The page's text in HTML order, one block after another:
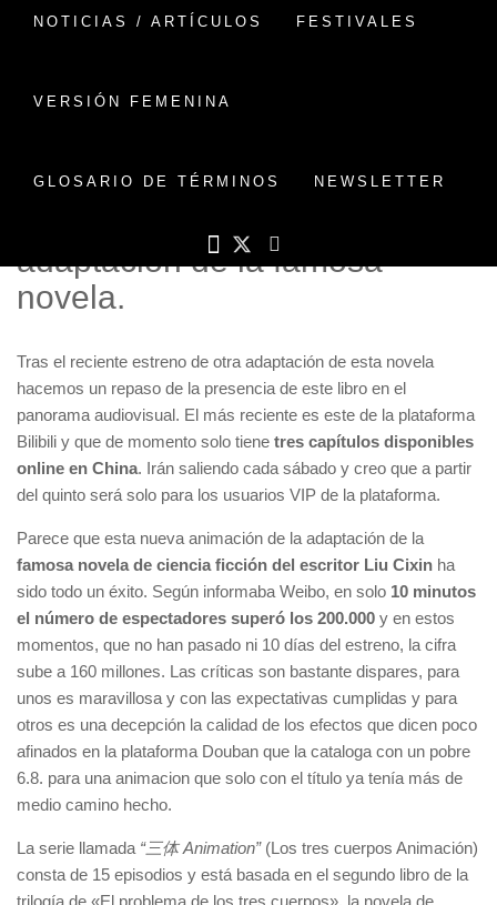
NOTICIAS / ARTÍCULOS FESTIVALES
VERSIÓN FEMENINA
GLOSARIO DE TÉRMINOS NEWSLETTER
El pasado 10 de diciembre se
Bilibili la serie «Los Tres
adaptación de la famosa
novela.
Tras el reciente estreno de otra adaptación de esta novela
hacemos un repaso de la presencia de este libro en el
panorama audiovisual. El más reciente es este de la plataforma
Bilibili y que de momento solo tiene tres capítulos disponibles
online en China. Irán saliendo cada sábado y creo que a partir
del quinto será solo para los usuarios VIP de la plataforma.
Parece que esta nueva animación de la adaptación de la
famosa novela de ciencia ficción del escritor Liu Cixin ha
sido todo un éxito. Según informaba Weibo, en solo 10 minutos
el número de espectadores superó los 200.000 y en estos
momentos, que no han pasado ni 10 días del estreno, la cifra
sube a 160 millones. Las críticas son bastante dispares, para
unos es maravillosa y con las expectativas cumplidas y para
otros es una decepción la calidad de los efectos que dicen poco
afinados en la plataforma Douban que la cataloga con un pobre
6.8. para una animacion que solo con el título ya tenía más de
medio camino hecho.
La serie llamada “三体 Animation”(Los tres cuerpos Animación)
consta de 15 episodios y está basada en el segundo libro de la
trilogía de «El problema de los tres cuerpos», la novela de